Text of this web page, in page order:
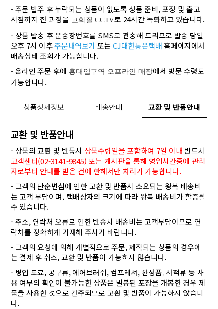
- 주문 발주 후 누락되는 상품이 없도록 상품 준비, 포장 및 출고
시점까지 전 과정을 고화질 CCTV로 24시간 녹화하고 있습니다.
- 상품 발송 후 운송장번호를 SMS로 전송해 드리므로 발송 당일
오후 7시 이후주문내역보기 또는CJ대한통운택배 홈페이지에서
배송상태 조회가 가능합니다.
- 온라인 주문 후에 홍대입구역 오프라인 매장에서 방문 수령도
가능합니다.
상품상세정보 배송안내 교환 및 반품안내
교환 및 반품안내
- 상품의 교환 및 반품시 상품수령일을 포함하여 7일 이내 반드시
고객센터(02-3141-9845) 또는 게시판을 통해 영업시간중에 관리
자로부터 안내를 받은 건에 한해서만 처리가 가능합니다.
- 고객의 단순변심에 인한 교환 및 반품시 소요되는 왕복 배송비
는 고객 부담이며, 택배상자의 크기에 따라 왕복 배송비가 할증될
수 있습니다.
- 주소, 연락처 오류로 인한 반송시 배송비는 고객부담이므로 연
락처를 정확하게 기재해 주시기 바랍니다.
- 고객의 요청에 의해 개별적으로 주문, 제작되는 상품의 경우에
는 결제 후 취소, 교환 및 반품이 가능하지 않습니다.
- 병입 도료, 공구류, 에어브러쉬, 컴프레셔, 완성품, 서적류 등 사
용 여부의 확인이 불가능한 상품은 밀봉된 포장을 개봉한 경우 제
품을 사용한 것으로 간주되므로 교환 및 반품이 가능하지 않습니
다.